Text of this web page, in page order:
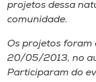
Editora
Rádio
projetos dessa
comunidade.
Os projetos foram
20/05/2013, no
Participaram do